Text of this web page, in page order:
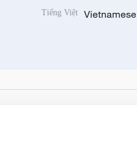
Vietnamese
Tiếng Việt